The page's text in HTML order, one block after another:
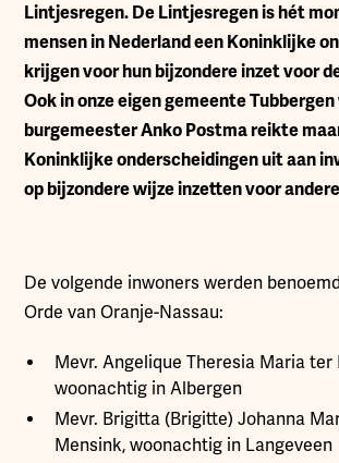
Lintjesregen. De Lintjesregen is hét
mensen in Nederland een Koninklijke
krijgen voor hun bijzondere inzet voor
Ook in onze eigen gemeente
burgemeester Anko Postma reikte
Koninklijke onderscheidingen uit aan
op bijzondere wijze inzetten voor
De volgende inwoners werden
Orde van Oranje-Nassau:
Mevr. Angelique Theresia Maria ter
woonachtig in Albergen
Mevr. Brigitta (Brigitte) Johanna
Mensink, woonachtig in Langeveen